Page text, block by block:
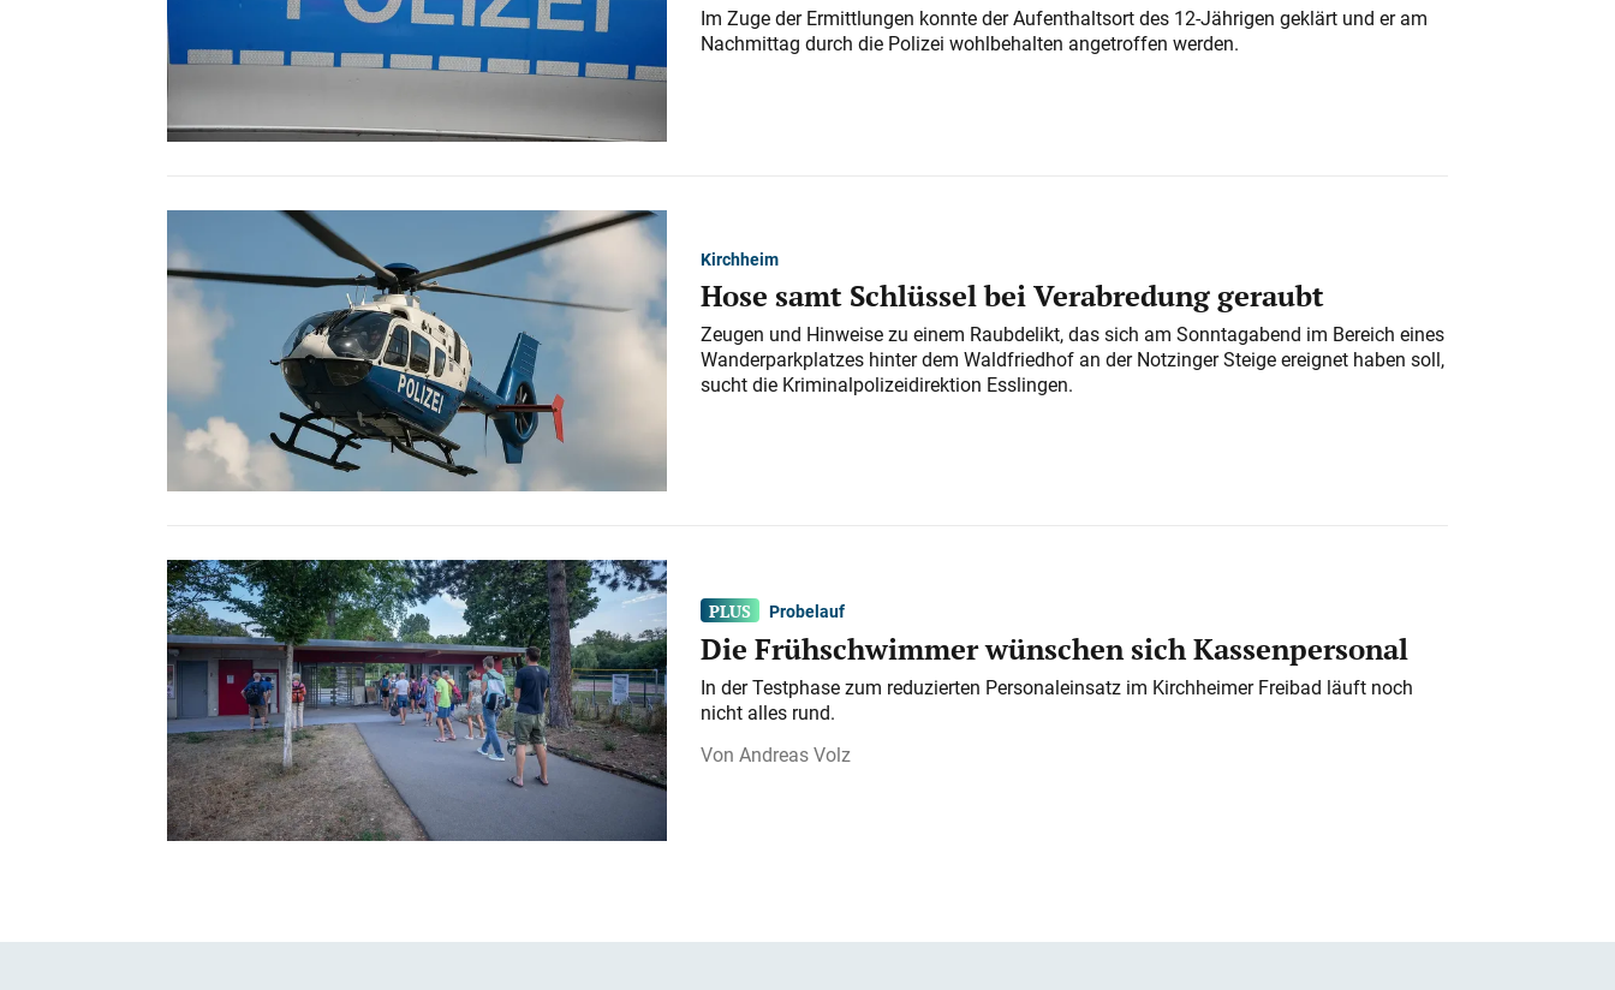
Im Zuge der Ermittlungen konnte der Aufenthaltsort des 12-Jährigen geklärt und er am
Nachmittag durch die Polizei wohlbehalten angetroffen werden.
Kirchheim
Hose samt Schlüssel bei Verabredung geraubt
Zeugen und Hinweise zu einem Raubdelikt, das sich am Sonntagabend im Bereich eines
Wanderparkplatzes hinter dem Waldfriedhof an der Notzinger Steige ereignet haben soll,
sucht die Kriminalpolizeidirektion Esslingen.
Probelauf
Die Frühschwimmer wünschen sich Kassenpersonal
In der Testphase zum reduzierten Personaleinsatz im Kirchheimer Freibad läuft noch
nicht alles rund.
Andreas Volz